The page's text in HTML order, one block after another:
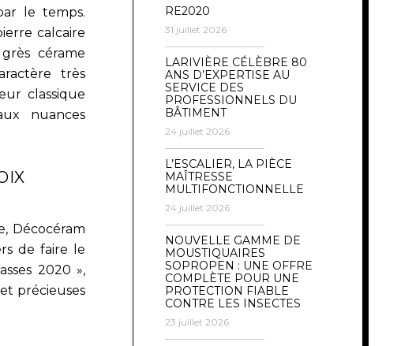
le temps.
calcaire
cérame
très
classique
nuances
Décocéram
de faire le
2020 »,
précieuses
RE2020
31 juillet 2026
LARIVIÈRE CÉLÈBRE 80
ANS D’EXPERTISE AU
SERVICE DES
PROFESSIONNELS DU
BÂTIMENT
24 juillet 2026
L’ESCALIER, LA PIÈCE
MAÎTRESSE
MULTIFONCTIONNELLE
24 juillet 2026
NOUVELLE GAMME DE
MOUSTIQUAIRES
SOPROPEN : UNE OFFRE
COMPLÈTE POUR UNE
PROTECTION FIABLE
CONTRE LES INSECTES
23 juillet 2026